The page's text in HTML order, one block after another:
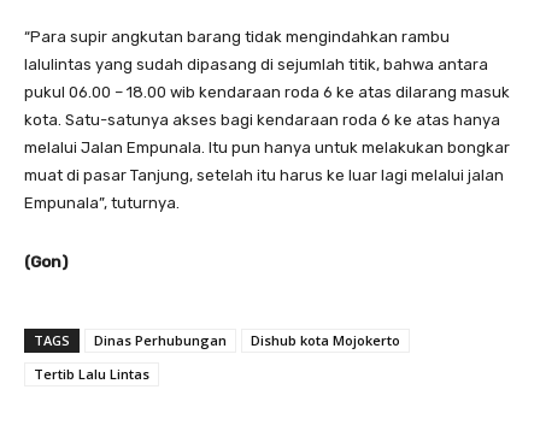
“Para supir angkutan barang tidak mengindahkan rambu
lalulintas yang sudah dipasang di sejumlah titik, bahwa antara
pukul 06.00 – 18.00 wib kendaraan roda 6 ke atas dilarang masuk
kota. Satu-satunya akses bagi kendaraan roda 6 ke atas hanya
melalui Jalan Empunala. Itu pun hanya untuk melakukan bongkar
muat di pasar Tanjung, setelah itu harus ke luar lagi melalui jalan
Empunala”, tuturnya.
(Gon)
TAGS Dinas Perhubungan
Dishub kota Mojokerto
Tertib Lalu Lintas